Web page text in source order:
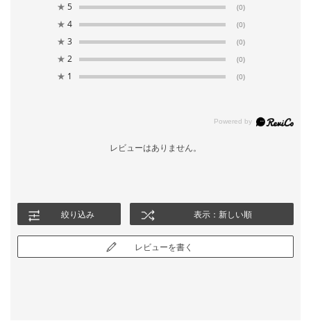
★ 5 (0)
★ 4 (0)
★ 3 (0)
★ 2 (0)
★ 1 (0)
レビューはありません。
絞り込み 表示：新しい順
レビューを書く